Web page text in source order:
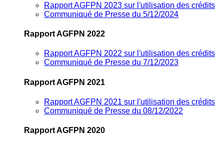
Rapport AGFPN 2023 sur l'utilisation des crédits
Communiqué de Presse du 5/12/2024
Rapport AGFPN 2022
Rapport AGFPN 2022 sur l'utilisation des crédits
Communiqué de Presse du 7/12/2023
Rapport AGFPN 2021
Rapport AGFPN 2021 sur l'utilisation des crédits
Communiqué de Presse du 08/12/2022
Rapport AGFPN 2020